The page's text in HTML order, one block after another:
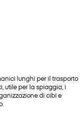
lunghi per il trasporto
utile per la spiaggia, i
di cibi e